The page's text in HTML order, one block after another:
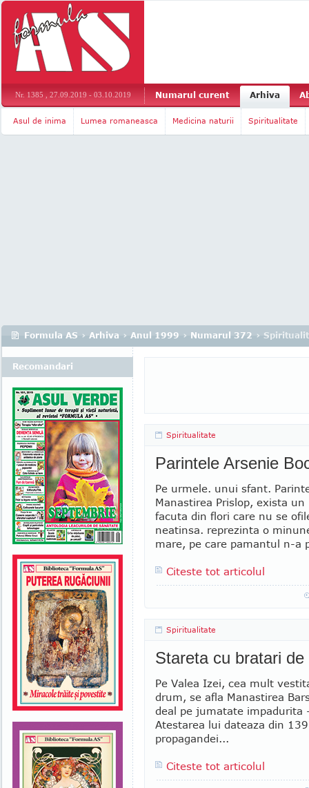
Nr. 1385 , 27.09.2019 - 03.10.2019 Numarul curent Arhiva
Asul de inima Lumea romaneasca Medicina naturii Spiritualitate
Formula AS › Arhiva › Anul 1999 › Numarul 372 ›
Spiritualitate
Parintele Arsenie
Pe urmele. unui sfant.
Manastirea Prislop, exista
facuta din flori care nu se
neatinsa. reprezinta o
mare, pe care pamantul n-a
Citeste tot articolul
Spiritualitate
Stareta cu bratari de
Pe Valea Izei, cea mult
drum, se afla Manastirea
deal pe jumatate impadurita
Atestarea lui dateaza din
propagandei...
Citeste tot articolul
Recomandari